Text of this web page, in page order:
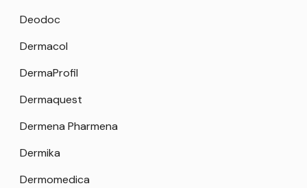
Deodoc
Dermacol
DermaProfil
Dermaquest
Dermena Pharmena
Dermika
Dermomedica